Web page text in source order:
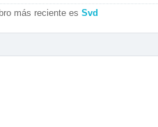
más reciente es Svd